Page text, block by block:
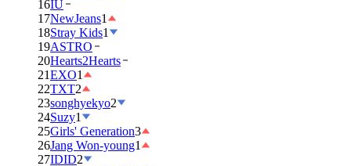
16IU
17NewJeans1
18Stray Kids1
19ASTRO
20Hearts2Hearts
21EXO1
22TXT2
23songhyekyo2
24Suzy1
25Girls' Generation3
26Jang Won-young1
27IDID2